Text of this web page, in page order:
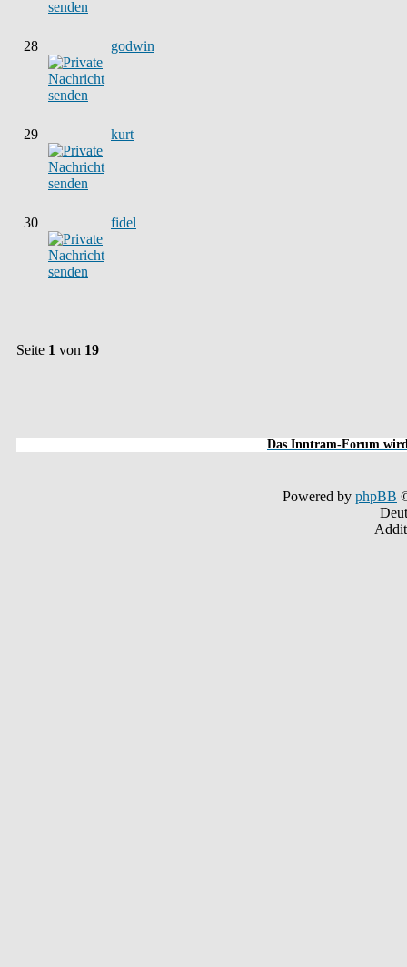
28 godwin
29 kurt
30 fidel
Seite 1 von 19
Das Inntram-Forum
Powered by phpBB